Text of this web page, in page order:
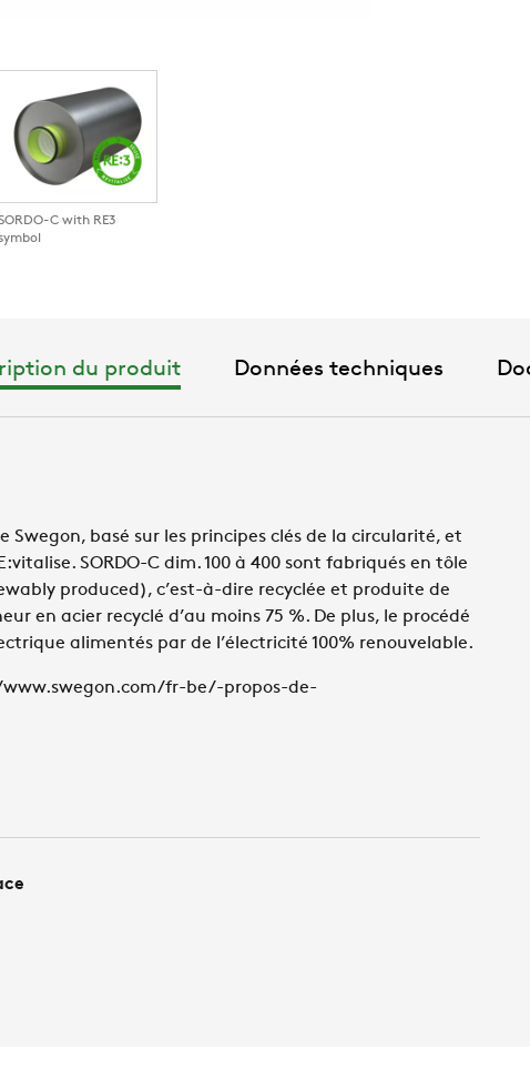
C with RE3
du produit Données techniques
Swegon, basé sur les principes clés de la circularité, et
SORDO-C dim. 100 à 400 sont fabriqués en tôle
produced), c’est-à-dire recyclée et produite de
en acier recyclé d’au moins 75 %. De plus, le procédé
alimentés par de l’électricité 100% renouvelable.
www.swegon.com/fr-be/-propos-de-